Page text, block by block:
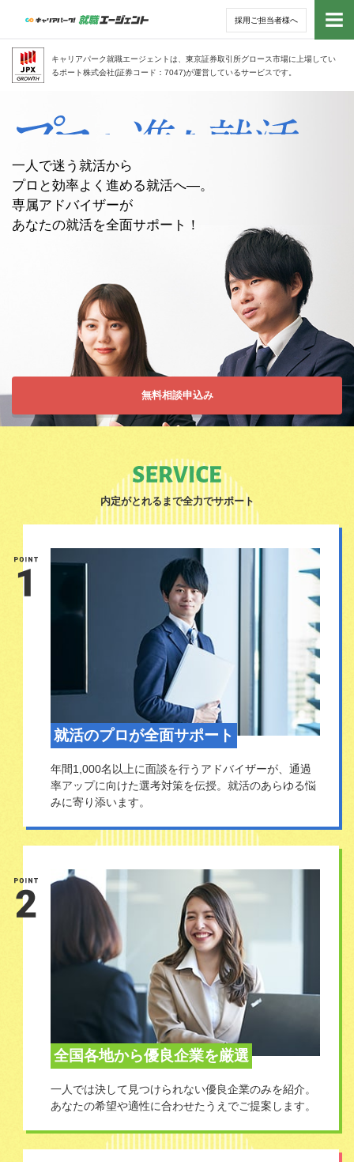
採用ご担当者様へ
キャリアパーク就職エージェントは、東京証券取引所グロース市場に上場してい
るポート株式会社(証券コード：7047)が運営しているサービスです。
トッ
一人で迷う就活から
プロと効率よく進める就活へ—。
専属アドバイザーが
あなたの就活を全面サポート！
無料相談申込み
内定がとれるまで全力でサポート
就活のプロが全面サポート
年間1,000名以上に面談を行うアドバイザーが、通過
率アップに向けた選考対策を伝授。就活のあらゆる悩
みに寄り添います。
全国各地から優良企業を厳選
一人では決して見つけられない優良企業のみを紹介。
あなたの希望や適性に合わせたうえでご提案します。